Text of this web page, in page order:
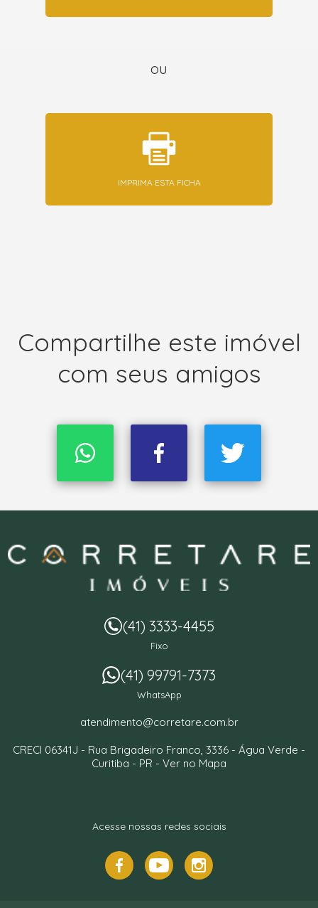
ou
IMPRIMA ESTA FICHA
Compartilhe este imóvel
com seus amigos
(41) 3333-4455
Fixo
(41) 99791-7373
WhatsApp
atendimento@corretare.com.br
CRECI 06341J - Rua Brigadeiro Franco, 3336 - Água Verde -
Curitiba - PR - Ver no Mapa
Acesse nossas redes sociais